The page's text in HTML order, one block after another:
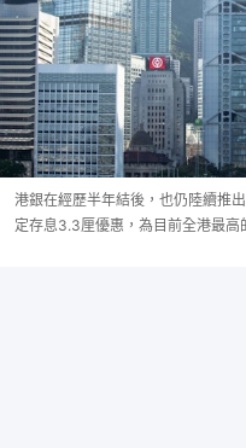
港銀在經歷半年結後，也仍陸續推
定存息3.3厘優惠，為目前全港最高